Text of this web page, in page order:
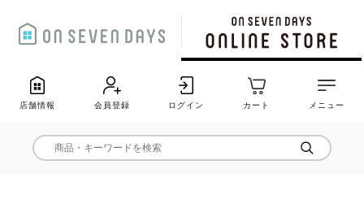
店舗情報 会員登録 ログイン カート メニュー